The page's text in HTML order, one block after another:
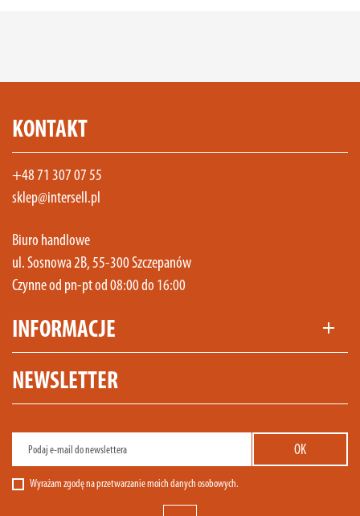
KONTAKT
+48 71 307 07 55
sklep@intersell.pl
Biuro handlowe
ul. Sosnowa 2B, 55-300 Szczepanów
Czynne od pn-pt od 08:00 do 16:00
INFORMACJE add
NEWSLETTER
Wyrażam zgodę na przetwarzanie moich danych osobowych.